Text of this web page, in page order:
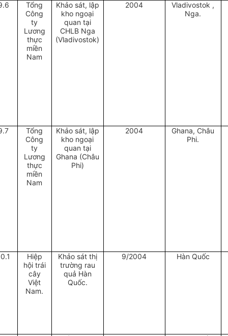
Tổng
Công
ty
Lương
thực
miền
Nam
Khảo sát, lập
kho ngoại
quan tại
CHLB Nga
(Vladivostok)
2004
Vladivostok ,
Nga.
Tổng
Công
ty
Lương
thực
miền
Nam
Khảo sát, lập
kho ngoại
quan tại
Ghana (Châu
Phi)
2004
Ghana, Châu
Phi.
Hiệp
hội trái
cây
Việt
Nam.
Khảo sát thị
trường rau
quả Hàn
Quốc.
9/2004 Hàn Quốc